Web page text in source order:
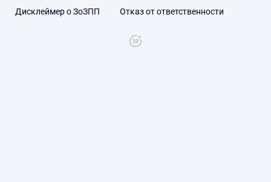
Дисклеймер о ЗоЗПП Отказ от ответственности